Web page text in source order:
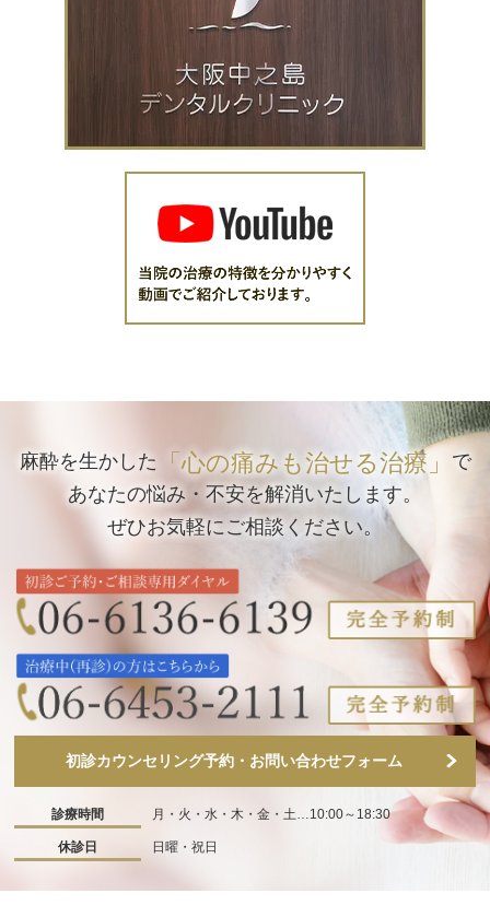
麻酔を生かした 「心の痛みも治せる治療」
で
あなたの悩み・不安を解消いたします。
ぜひお気軽にご相談ください。
初診カウンセリング予約・お問い合わせフォーム
診療時間 月・火・水・木・金・土…10:00～18:30
休診日 日曜・祝日